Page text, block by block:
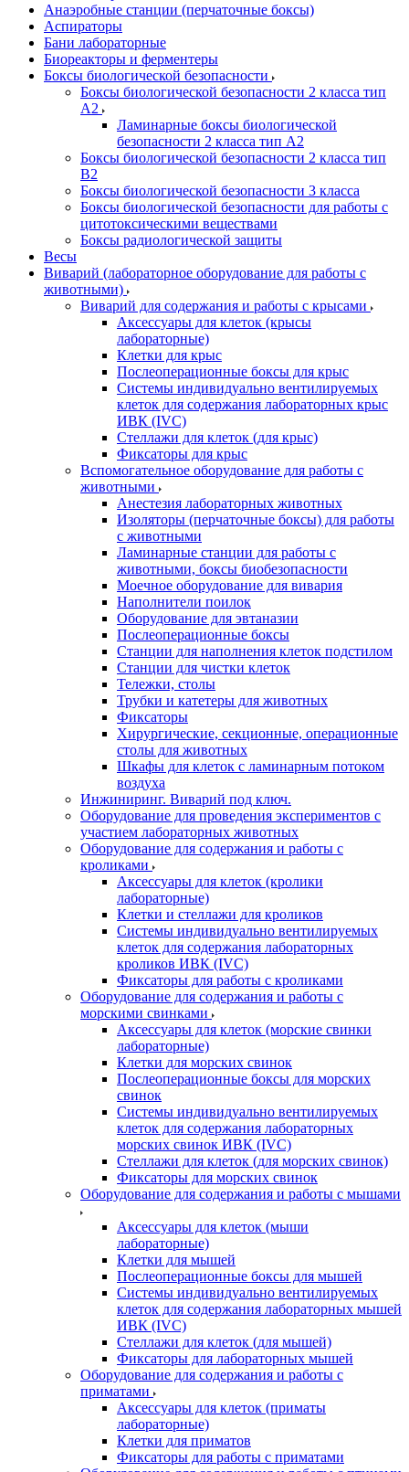
Анаэробные станции (перчаточные боксы)
Аспираторы
Бани лабораторные
Биореакторы и ферментеры
Боксы биологической безопасности
Боксы биологической безопасности 2 класса тип
A2
Ламинарные боксы биологической
безопасности 2 класса тип A2
Боксы биологической безопасности 2 класса тип
B2
Боксы биологической безопасности 3 класса
Боксы биологической безопасности для работы с
цитотоксическими веществами
Боксы радиологической защиты
Весы
Виварий (лабораторное оборудование для работы с
животными)
Виварий для содержания и работы с крысами
Аксессуары для клеток (крысы
лабораторные)
Клетки для крыс
Послеоперационные боксы для крыс
Системы индивидуально вентилируемых
клеток для содержания лабораторных крыс
ИВК (IVC)
Стеллажи для клеток (для крыс)
Фиксаторы для крыс
Вспомогательное оборудование для работы с
животными
Анестезия лабораторных животных
Изоляторы (перчаточные боксы) для работы
с животными
Ламинарные станции для работы с
животными, боксы биобезопасности
Моечное оборудование для вивария
Наполнители поилок
Оборудование для эвтаназии
Послеоперационные боксы
Станции для наполнения клеток подстилом
Станции для чистки клеток
Тележки, столы
Трубки и катетеры для животных
Фиксаторы
Хирургические, секционные, операционные
столы для животных
Шкафы для клеток с ламинарным потоком
воздуха
Инжиниринг. Виварий под ключ.
Оборудование для проведения экспериментов с
участием лабораторных животных
Оборудование для содержания и работы с
кроликами
Аксессуары для клеток (кролики
лабораторные)
Клетки и стеллажи для кроликов
Системы индивидуально вентилируемых
клеток для содержания лабораторных
кроликов ИВК (IVC)
Фиксаторы для работы с кроликами
Оборудование для содержания и работы с
морскими свинками
Аксессуары для клеток (морские свинки
лабораторные)
Клетки для морских свинок
Послеоперационные боксы для морских
свинок
Системы индивидуально вентилируемых
клеток для содержания лабораторных
морских свинок ИВК (IVC)
Стеллажи для клеток (для морских свинок)
Фиксаторы для морских свинок
Оборудование для содержания и работы с мышами
Аксессуары для клеток (мыши
лабораторные)
Клетки для мышей
Послеоперационные боксы для мышей
Системы индивидуально вентилируемых
клеток для содержания лабораторных мышей
ИВК (IVC)
Стеллажи для клеток (для мышей)
Фиксаторы для лабораторных мышей
Оборудование для содержания и работы с
приматами
Аксессуары для клеток (приматы
лабораторные)
Клетки для приматов
Фиксаторы для работы с приматами